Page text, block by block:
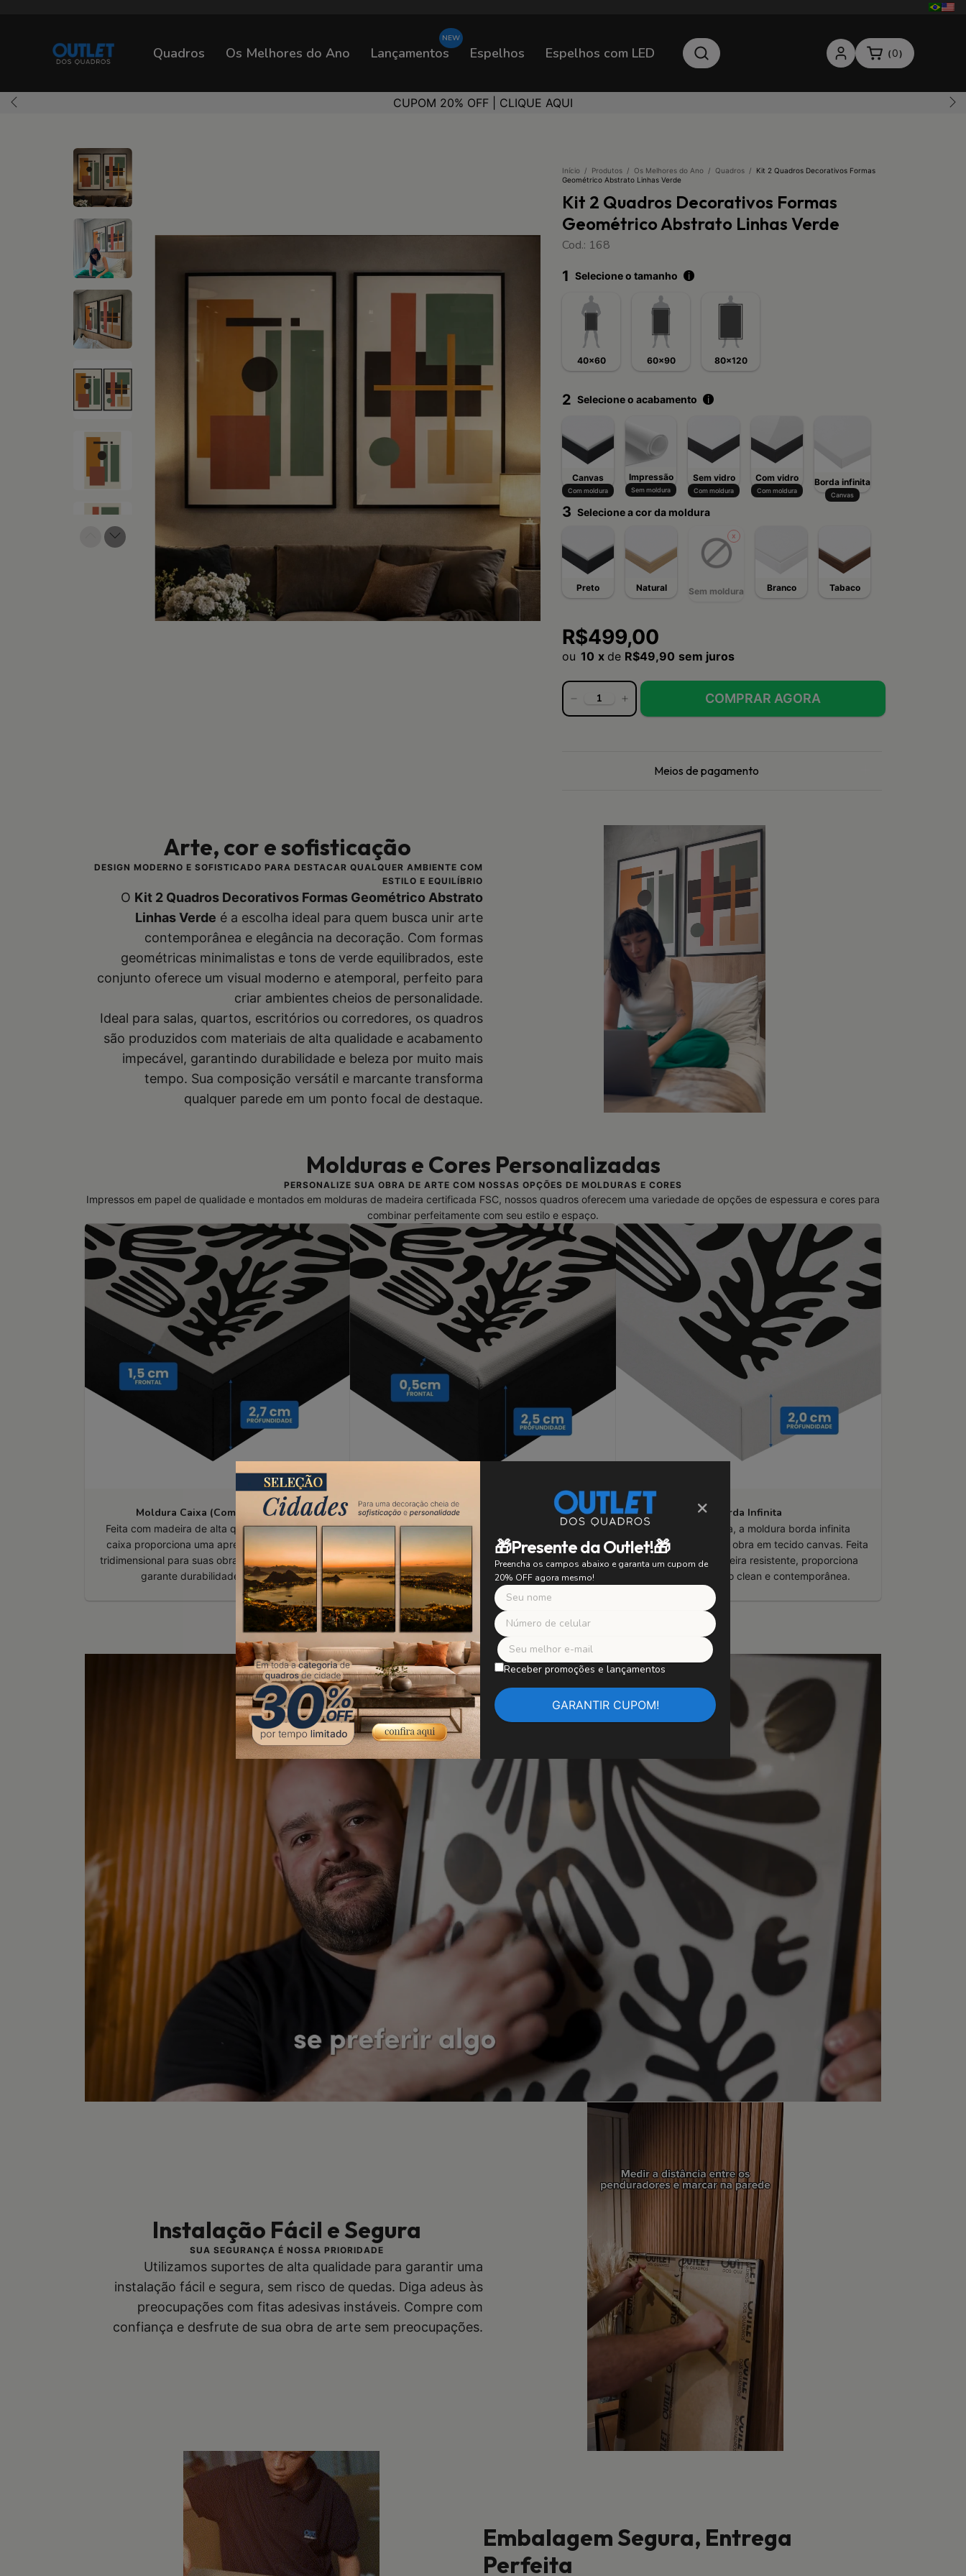
A MAIOR FÁBRICA DO BRASIL
Quadros Os Melhores do Ano Lançamentos Espelhos Espelhos com LED ( 0)
×
🎁Presente da Outlet!🎁
Preencha os campos abaixo e garanta um cupom de
20% OFF agora mesmo!
Receber promoções e lançamentos
Início / Produtos / Os Melhores do Ano / Quadros /
Kit 2 Quadros Decorativos Formas
Geométrico Abstrato Linhas Verde
Kit 2 Quadros Decorativos Formas
Geométrico Abstrato Linhas Verde
Cod.: 168
1 Selecione o tamanho i
40x60 60x90 80x120
2 Selecione o acabamento i
Canvas
Com moldura
Impressão
Sem moldura
Sem vidro
Com moldura
Com vidro
Com moldura
Borda infinita
Canvas
3 Selecione a cor da moldura
Preto Natural Sem moldura Branco Tabaco
R$499,00
10 x de R$49,90 sem juros
Meios de pagamento
Arte, cor e sofisticação
DESIGN MODERNO E SOFISTICADO PARA DESTACAR QUALQUER AMBIENTE COM
ESTILO E EQUILÍBRIO
O Kit 2 Quadros Decorativos Formas Geométrico Abstrato
Linhas Verde é a escolha ideal para quem busca unir arte
contemporânea e elegância na decoração. Com formas
geométricas minimalistas e tons de verde equilibrados, este
conjunto oferece um visual moderno e atemporal, perfeito para
criar ambientes cheios de personalidade.
Ideal para salas, quartos, escritórios ou corredores, os quadros
são produzidos com materiais de alta qualidade e acabamento
impecável, garantindo durabilidade e beleza por muito mais
tempo. Sua composição versátil e marcante transforma
qualquer parede em um ponto focal de destaque.
Molduras e Cores Personalizadas
PERSONALIZE SUA OBRA DE ARTE COM NOSSAS OPÇÕES DE MOLDURAS E CORES
Impressos em papel de qualidade e montados em molduras de madeira certificada FSC, nossos quadros oferecem uma variedade de opções de espessura e cores para
combinar perfeitamente com seu estilo e espaço.
Moldura Caixa (Com e Sem vidro)
Feita com madeira de alta qualidade, a moldura
caixa proporciona uma apresentação robusta e
tridimensional para suas obras. Montagem manual
garante durabilidade e precisão.
Moldura Canvas
A moldura Canvas, destaca obras em tecido
canvas com elegância. Esta moldura possui um
design com um espaço entre o chassi da arte e a
moldura, proporcionando uma sensação de
flutuação e destaque.
Borda Infinita
Leve e minimalista, a moldura borda infinita
preserva a pureza da obra em tecido canvas. Feita
com chassi de madeira resistente, proporciona
uma apresentação clean e contemporânea.
Veja mais detalhes sobre nosso acabamentos
Instalação Fácil e Segura
SUA SEGURANÇA É NOSSA PRIORIDADE
Utilizamos suportes de alta qualidade para garantir uma
instalação fácil e segura, sem risco de quedas. Diga adeus às
preocupações com fitas adesivas instáveis. Compre com
confiança e desfrute de sua obra de arte sem preocupações.
Embalagem Segura, Entrega
Perfeita